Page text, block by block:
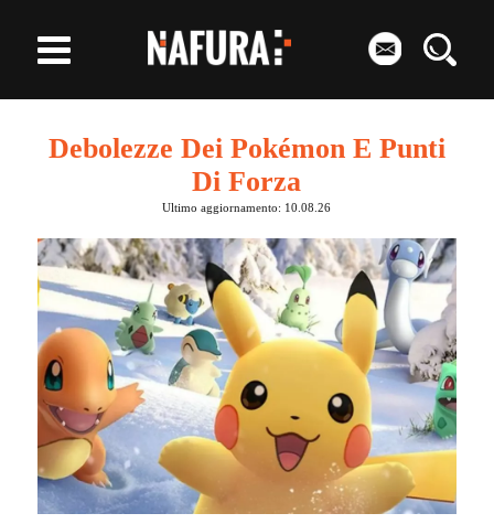
Debolezze Dei Pokémon E Punti
Di Forza
Ultimo aggiornamento: 10.08.26